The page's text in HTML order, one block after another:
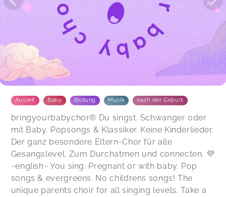
Auszeit Baby Bildung Musik nach der Geburt
bringyourbabychor® Du singst. Schwanger oder
mit Baby. Popsongs & Klassiker. Keine Kinderlieder.
Der ganz besondere Eltern-Chor für alle
Gesangslevel. Zum Durchatmen und connecten. 💜
~english~ You sing. Pregnant or with baby. Pop
songs & evergreens. No childrens songs! The
unique parents choir for all singing levels. Take a